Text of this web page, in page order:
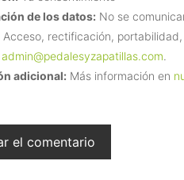
de los datos: No se
Acceso, rectificación, portabilidad,
admin@pedalesyzapatillas.com.
adicional: Más información en